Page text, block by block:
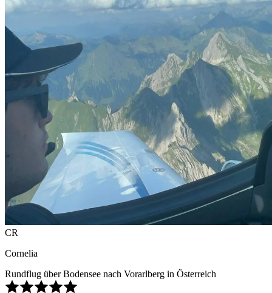
CR
Cornelia
Rundflug über Bodensee nach Vorarlberg in Österreich